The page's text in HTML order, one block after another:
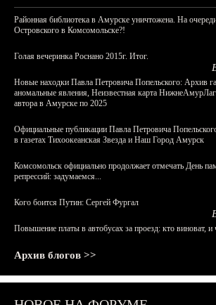
Районная библиотека в Амурске уничтожена. На
Островского в Комсомольске?!
Голая вечеринка Роснано 2015г. Итог.
Новые находки Павла Петровича Попельского: Архив
аномальные явления, Неизвестная карта
автора в Амурске по 2025
Официальные публикации Павла Петровича
в газетах Тихоокеанская Звезда и Наш Город Амурск
Комсомольск официально продолжает отмечать День
репрессий: задумаемся...
Кого боится Путин: Сергей Фургал
Повышение платы в автобусах за проезд: кто виноват, и
Архив блогов >>